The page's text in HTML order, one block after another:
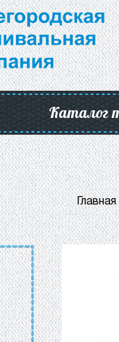
Каталог
Главная